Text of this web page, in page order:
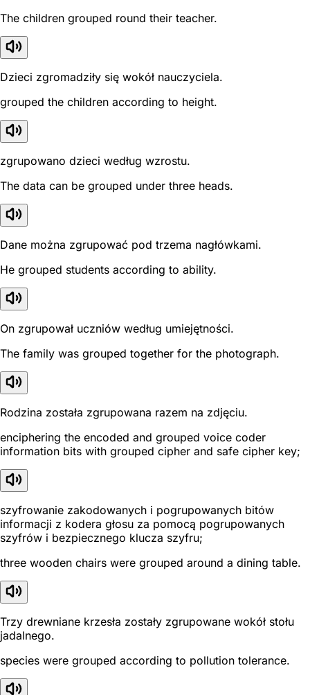
The children grouped round their teacher.
Dzieci zgromadziły się wokół nauczyciela.
grouped the children according to height.
zgrupowano dzieci według wzrostu.
The data can be grouped under three heads.
Dane można zgrupować pod trzema nagłówkami.
He grouped students according to ability.
On zgrupował uczniów według umiejętności.
The family was grouped together for the photograph.
Rodzina została zgrupowana razem na zdjęciu.
enciphering the encoded and grouped voice coder
information bits with grouped cipher and safe cipher key;
szyfrowanie zakodowanych i pogrupowanych bitów
informacji z kodera głosu za pomocą pogrupowanych
szyfrów i bezpiecznego klucza szyfru;
three wooden chairs were grouped around a dining table.
Trzy drewniane krzesła zostały zgrupowane wokół stołu
jadalnego.
species were grouped according to pollution tolerance.